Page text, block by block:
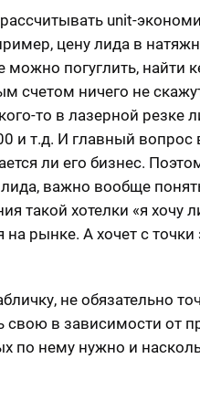
unit-
цену лида в
можно погуглить, найти
счетом ничего не
то в лазерной резке
и т.д. И главный вопрос
ли его бизнес.
важно вообще
такой хотелки «я хочу
рынке. А хочет с точки
не обязательно
в зависимости от
по нему нужно и